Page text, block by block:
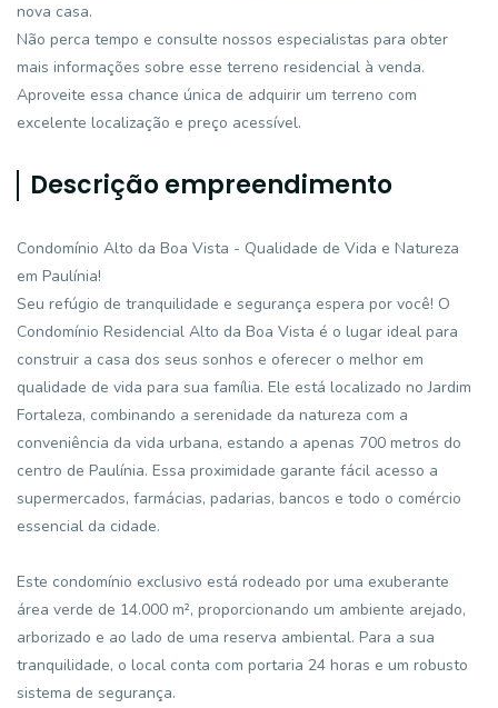
nova casa.
Não perca tempo e consulte nossos especialistas para obter
mais informações sobre esse terreno residencial à venda.
Aproveite essa chance única de adquirir um terreno com
excelente localização e preço acessível.
Descrição empreendimento
Condomínio Alto da Boa Vista - Qualidade de Vida e Natureza
em Paulínia!
Seu refúgio de tranquilidade e segurança espera por você! O
Condomínio Residencial Alto da Boa Vista é o lugar ideal para
construir a casa dos seus sonhos e oferecer o melhor em
qualidade de vida para sua família. Ele está localizado no Jardim
Fortaleza, combinando a serenidade da natureza com a
conveniência da vida urbana, estando a apenas 700 metros do
centro de Paulínia. Essa proximidade garante fácil acesso a
supermercados, farmácias, padarias, bancos e todo o comércio
essencial da cidade.
Este condomínio exclusivo está rodeado por uma exuberante
área verde de 14.000 m², proporcionando um ambiente arejado,
arborizado e ao lado de uma reserva ambiental. Para a sua
tranquilidade, o local conta com portaria 24 horas e um robusto
sistema de segurança.